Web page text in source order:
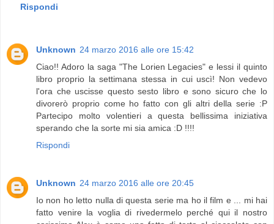
Rispondi
Unknown 24 marzo 2016 alle ore 15:42
Ciao!! Adoro la saga "The Lorien Legacies" e lessi il quinto
libro proprio la settimana stessa in cui uscì! Non vedevo
l'ora che uscisse questo sesto libro e sono sicuro che lo
divorerò proprio come ho fatto con gli altri della serie :P
Partecipo molto volentieri a questa bellissima iniziativa
sperando che la sorte mi sia amica :D !!!!
Rispondi
Unknown 24 marzo 2016 alle ore 20:45
Io non ho letto nulla di questa serie ma ho il film e ... mi hai
fatto venire la voglia di rivedermelo perché qui il nostro